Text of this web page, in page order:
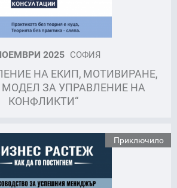
2025 СОФИЯ
НА ЕКИП, МОТИВИРАНЕ,
ЗА УПРАВЛЕНИЕ НА
КОНФЛИКТИ“
Приключило